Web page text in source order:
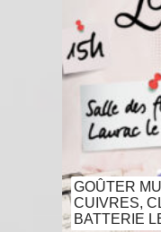
GOÛTER
CUIVRES,
BATTERIE